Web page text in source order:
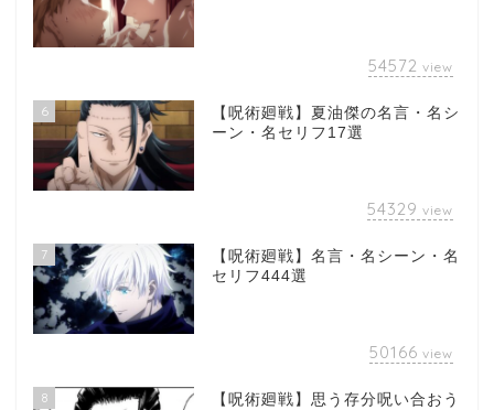
54572 view
6
【呪術廻戦】夏油傑の名言・名シ
ーン・名セリフ17選
54329 view
7
【呪術廻戦】名言・名シーン・名
セリフ444選
50166 view
8
【呪術廻戦】思う存分呪い合おう